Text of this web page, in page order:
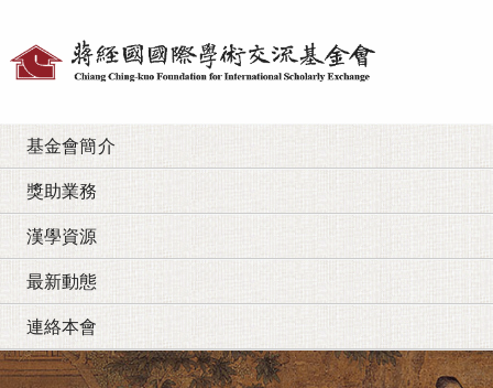
基金會簡介
獎助業務
漢學資源
最新動態
連絡本會